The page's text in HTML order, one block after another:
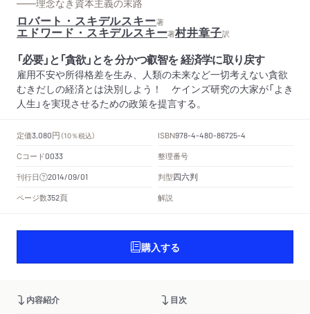
——理念なき資本主義の末路
ロバート・スキデルスキー著
エドワード・スキデルスキー著村井章子訳
「必要」と「貪欲」とを 分かつ叡智を 経済学に取り戻す
雇用不安や所得格差を生み、人類の未来など一切考えない貪欲
むきだしの経済とは決別しよう！ ケインズ研究の大家が「よき
人生」を実現させるための政策を提言する。
定価3,080円 （10％税込） ISBN978-4-480-86725-4
Cコード0033
整理番号
刊行日
2014/09/01 判型四六判
ページ数352頁 解説
購入する
内容紹介 目次